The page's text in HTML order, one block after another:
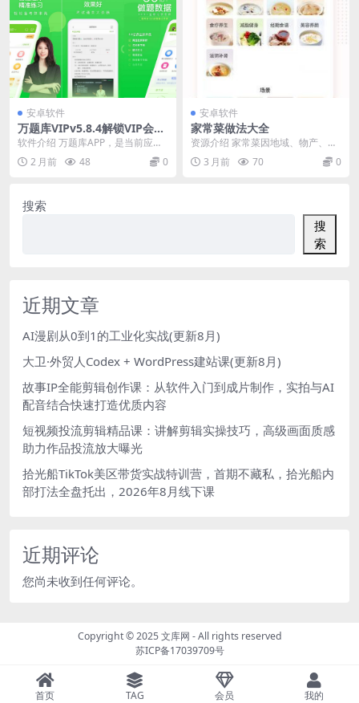
安卓软件
万题库VIPv5.8.4解锁VIP会员
版职业考试考研
软件介绍 万题库APP，是当前应用
商店中排名领先的学习软件，备受2
300万考生的...
2 月前 48 0
安卓软件
家常菜做法大全
资源介绍 家常菜因地域、物产、生
活*惯和饮食爱好的不同，形成了东
南西北不同的地域...
3 月前 70 0
搜索
搜
索
近期文章
AI漫剧从0到1的工业化实战(更新8月)
大卫·外贸人Codex + WordPress建站课(更新8月)
故事IP全能剪辑创作课：从软件入门到成片制作，实拍与AI
配音结合快速打造优质内容
短视频投流剪辑精品课：讲解剪辑实操技巧，高级画面质感
助力作品投流放大曝光
拾光船TikTok美区带货实战特训营，首期不藏私，拾光船内
部打法全盘托出，2026年8月线下课
近期评论
您尚未收到任何评论。
Copyright © 2025文库网 - All rights reserved
苏ICP备17039709号
首页 TAG 会员 我的